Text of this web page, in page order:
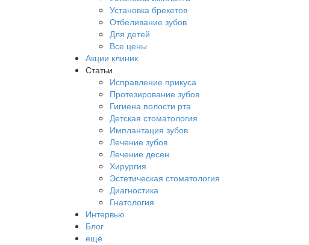
Установка брекетов
Отбеливание зубов
Для детей
Все цены
Акции клиник
Статьи
Исправление прикуса
Протезирование зубов
Гигиена полости рта
Детская стоматология
Имплантация зубов
Лечение зубов
Лечение десен
Хирургия
Эстетическая стоматология
Диагностика
Гнатология
Интервью
Блог
ещё